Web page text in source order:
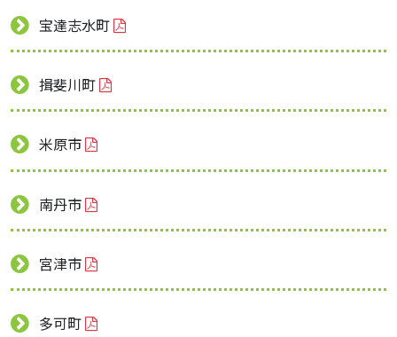
宝達志水町
揖斐川町
米原市
南丹市
宮津市
多可町